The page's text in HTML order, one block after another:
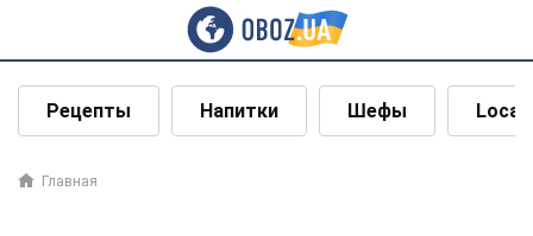
Рецепты Напитки Шефы Local
Главная